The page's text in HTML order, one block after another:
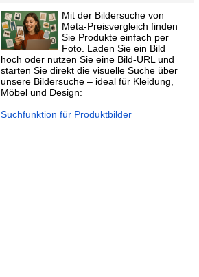
Mit der Bildersuche von
Meta-Preisvergleich finden
Sie Produkte einfach per
Foto. Laden Sie ein Bild
hoch oder nutzen Sie eine Bild-URL und
starten Sie direkt die visuelle Suche über
unsere Bildersuche – ideal für Kleidung,
Möbel und Design:
Suchfunktion für Produktbilder